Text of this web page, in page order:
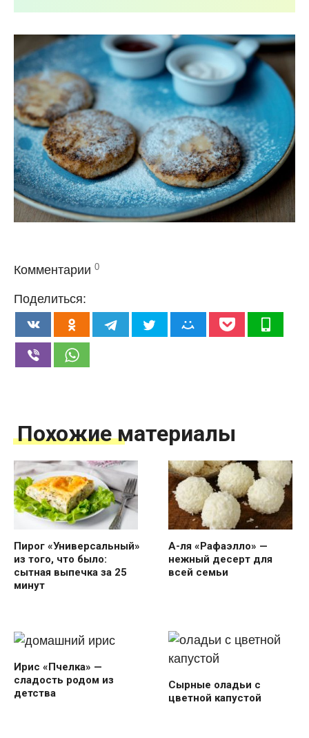
Комментарии 0
Поделиться:
Похожие материалы
Пирог «Универсальный»
из того, что было:
сытная выпечка за 25
минут
А-ля «Рафаэлло» —
нежный десерт для
всей семьи
Ирис «Пчелка» —
сладость родом из
детства
Сырные оладьи с
цветной капустой